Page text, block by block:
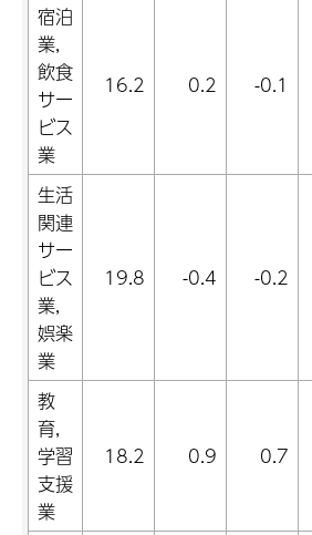
宿泊
業,
飲食
サー
ビス
業
16.2 0.2 -0.1
生活
関連
サー
ビス
業,
娯楽
業
19.8 -0.4 -0.2
教
育,
学習
支援
業
18.2 0.9 0.7